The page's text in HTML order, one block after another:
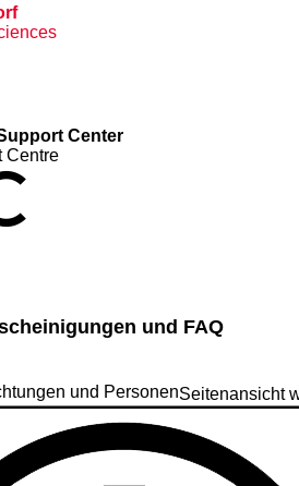
Center
Centre
und FAQ
und PersonenSeitenansicht